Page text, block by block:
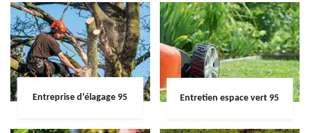
Entreprise d'élagage 95 Entretien espace vert 95